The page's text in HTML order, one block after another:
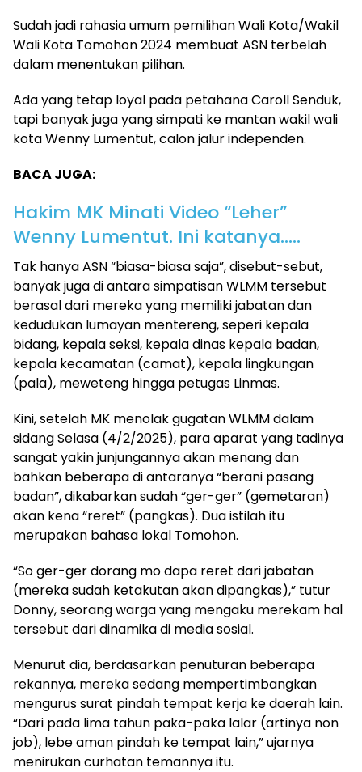
Sudah jadi rahasia umum pemilihan Wali Kota/Wakil
Wali Kota Tomohon 2024 membuat ASN terbelah
dalam menentukan pilihan.
Ada yang tetap loyal pada petahana Caroll Senduk,
tapi banyak juga yang simpati ke mantan wakil wali
kota Wenny Lumentut, calon jalur independen.
BACA JUGA:
Hakim MK Minati Video “Leher”
Wenny Lumentut. Ini katanya…..
Tak hanya ASN “biasa-biasa saja”, disebut-sebut,
banyak juga di antara simpatisan WLMM tersebut
berasal dari mereka yang memiliki jabatan dan
kedudukan lumayan mentereng, seperi kepala
bidang, kepala seksi, kepala dinas kepala badan,
kepala kecamatan (camat), kepala lingkungan
(pala), meweteng hingga petugas Linmas.
Kini, setelah MK menolak gugatan WLMM dalam
sidang Selasa (4/2/2025), para aparat yang tadinya
sangat yakin junjungannya akan menang dan
bahkan beberapa di antaranya “berani pasang
badan”, dikabarkan sudah “ger-ger” (gemetaran)
akan kena “reret” (pangkas). Dua istilah itu
merupakan bahasa lokal Tomohon.
“So ger-ger dorang mo dapa reret dari jabatan
(mereka sudah ketakutan akan dipangkas),” tutur
Donny, seorang warga yang mengaku merekam hal
tersebut dari dinamika di media sosial.
Menurut dia, berdasarkan penuturan beberapa
rekannya, mereka sedang mempertimbangkan
mengurus surat pindah tempat kerja ke daerah lain.
“Dari pada lima tahun paka-paka lalar (artinya non
job), lebe aman pindah ke tempat lain,” ujarnya
menirukan curhatan temannya itu.